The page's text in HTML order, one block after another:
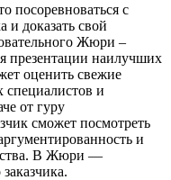
посоревноваться с
доказать свой
Жюри –
презентации наилучших
оценить свежие
и
от гуру
сможет посмотреть
и
В Жюри —